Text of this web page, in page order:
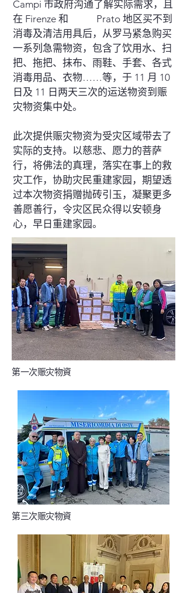
Campi 市政府沟通了解实际需求，且
在 Firenze 和 Prato 地区买不到
消毒及清洁用具后，从罗马紧急购买
一系列急需物资，包含了饮用水、扫
把、拖把、抹布、雨鞋、手套、各式
消毒用品、衣物……等，于 11 月 10
日及 11 日两天三次的运送物资到赈
灾物资集中处。
此次提供赈灾物资为受灾区域带去了
实际的支持。以慈悲、愿力的菩萨
行，将佛法的真理，落实在事上的救
灾工作，协助灾民重建家园，期望透
过本次物资捐赠抛砖引玉，凝聚更多
善愿善行，令灾区民众得以安顿身
心，早日重建家园。
第一次赈灾物資
第三次赈灾物資